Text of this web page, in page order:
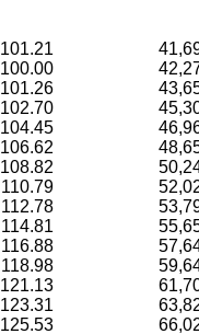
101.21
100.00
101.26
102.70
104.45
106.62
108.82
110.79
112.78
114.81
116.88
118.98
121.13
123.31
125.53